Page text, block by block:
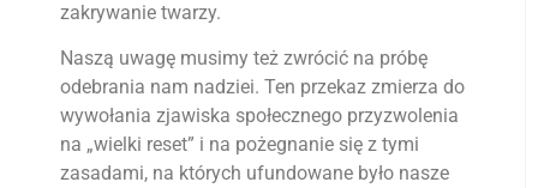
zakrywanie twarzy.
Naszą uwagę musimy też zwrócić na próbę
odebrania nam nadziei. Ten przekaz zmierza do
wywołania zjawiska społecznego przyzwolenia
na „wielki reset” i na pożegnanie się z tymi
zasadami, na których ufundowane było nasze